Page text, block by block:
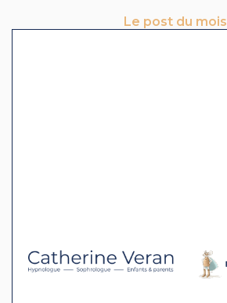
Le post du mois